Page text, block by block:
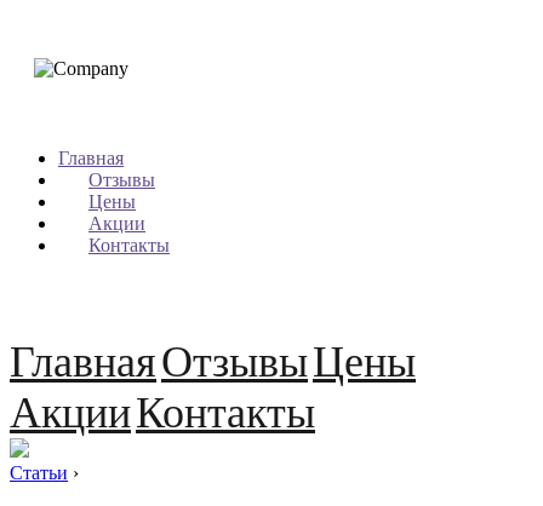
Главная
Отзывы
Цены
Акции
Контакты
ГлавнаяОтзывыЦены
АкцииКонтакты
Статьи ›